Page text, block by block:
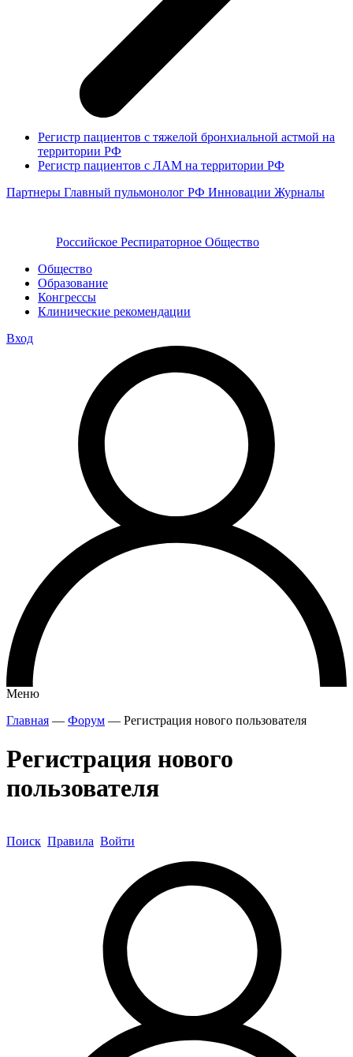
Регистр пациентов с тяжелой бронхиальной астмой на
территории РФ
Регистр пациентов с ЛАМ на территории РФ
Партнеры Главный пульмонолог РФ Инновации Журналы
Российское Респираторное Общество
Общество
Образование
Конгрессы
Клинические рекомендации
Вход
Меню
Главная — Форум — Регистрация нового пользователя
Регистрация нового
пользователя
Поиск Правила Войти